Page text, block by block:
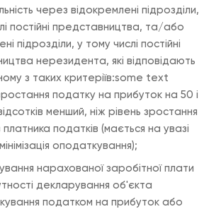
через відокремлені підрозділи,
постійні представництва, та/або
підрозділи, у тому числі постійні
нерезидента, які відповідають
з таких критеріїв:some text
податку на прибуток на 50 і
менший, ніж рівень зростання
платника податків (мається на увазі
оподаткування);
нарахованої заробітної плати
декларування об'єкта
податком на прибуток або